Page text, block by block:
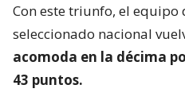
Con este triunfo, el
seleccionado nacional
acomoda en la décima
43 puntos.